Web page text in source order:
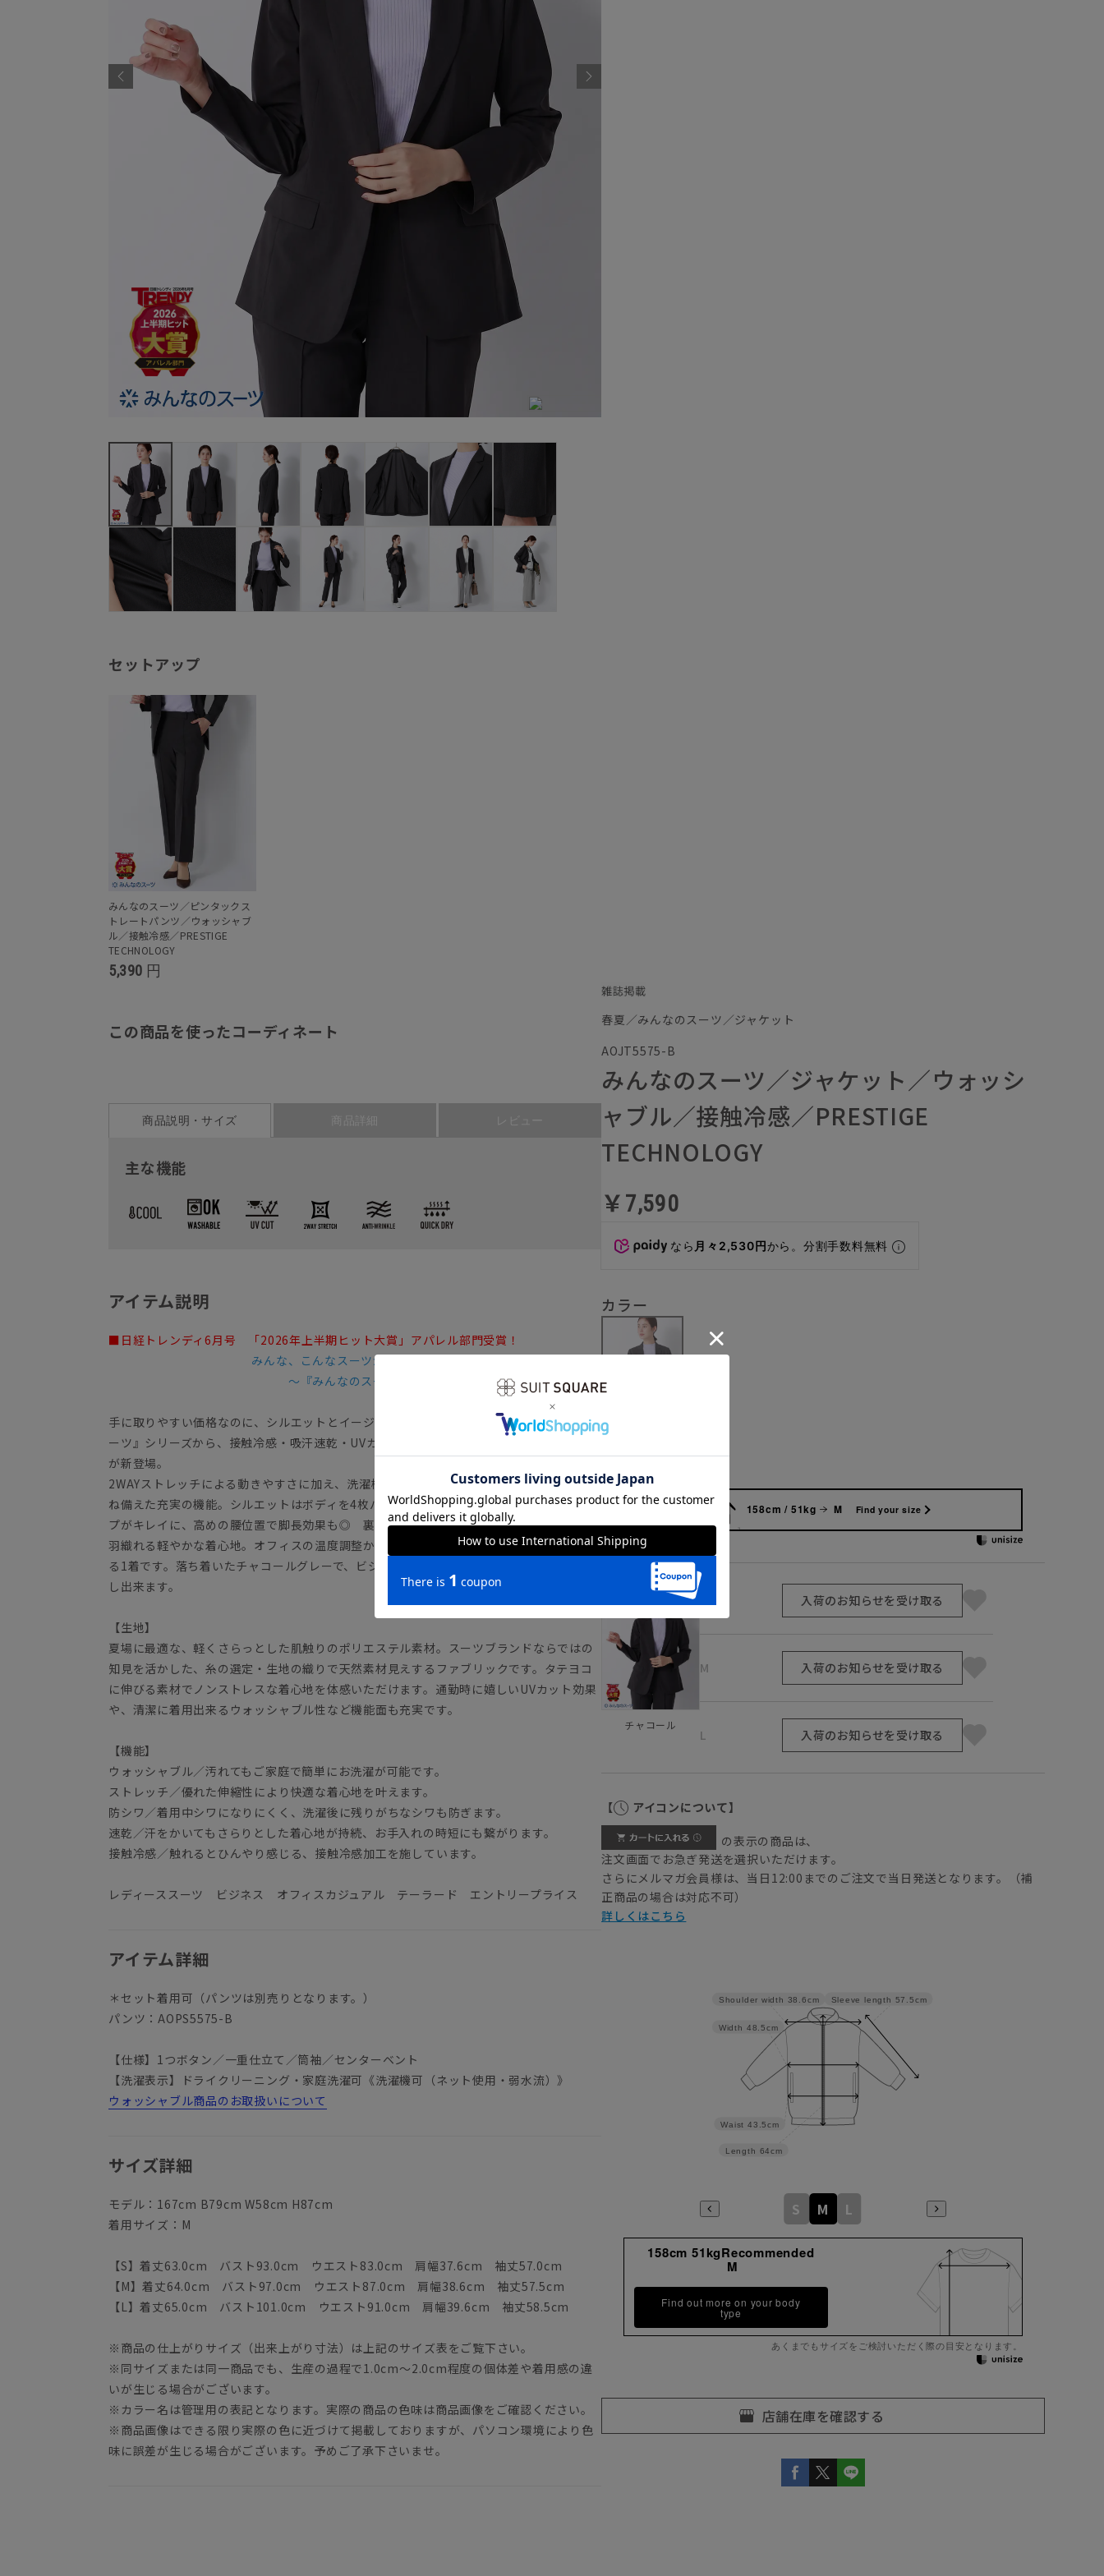
セットアップ
みんなのスーツ／ピンタックス
トレートパンツ／ウォッシャブ
ル／接触冷感／PRESTIGE
TECHNOLOGY
5,390 円
この商品を使ったコーディネート
商品説明・サイズ 商品詳細 レビュー
主な機能
アイテム説明
■日経トレンディ6月号 「2026年上半期ヒット大賞」アパレル部門受賞！
みんな、こんなスーツが欲しかった。
～『みんなのスーツ』～
手に取りやすい価格なのに、シルエットとイージーケアな機能にこだわった『みんなのス
ーツ』シリーズから、接触冷感・吸汗速乾・UVカットと夏に嬉しい機能満載のジャケット
が新登場。
2WAYストレッチによる動きやすさに加え、洗濯機で丸洗いできるウォッシャブル性を兼
ね備えた充実の機能。シルエットはボディを4枚パネルで切り替えることでウェストシェイ
プがキレイに、高めの腰位置で脚長効果も◎ 裏地のない一重仕立てによりシャツ感覚で
羽織れる軽やかな着心地。オフィスの温度調整から日よけまで、自由な着こなしを楽しめ
る1着です。落ち着いたチャコールグレーで、ビジネス・式典・行事と様々なシーンで着回
し出来ます。
【生地】
夏場に最適な、軽くさらっとした肌触りのポリエステル素材。スーツブランドならではの
知見を活かした、糸の選定・生地の織りで天然素材見えするファブリックです。タテヨコ
に伸びる素材でノンストレスな着心地を体感いただけます。通勤時に嬉しいUVカット効果
や、清潔に着用出来るウォッシャブル性など機能面も充実です。
【機能】
ウォッシャブル／汚れてもご家庭で簡単にお洗濯が可能です。
ストレッチ／優れた伸縮性により快適な着心地を叶えます。
防シワ／着用中シワになりにくく、洗濯後に残りがちなシワも防ぎます。
速乾／汗をかいてもさらりとした着心地が持続、お手入れの時短にも繋がります。
接触冷感／触れるとひんやり感じる、接触冷感加工を施しています。
レディーススーツ ビジネス オフィスカジュアル テーラード エントリープライス
アイテム詳細
＊セット着用可（パンツは別売りとなります。）
パンツ：AOPS5575-B
【仕様】1つボタン／一重仕立て／筒袖／センターベント
【洗濯表示】ドライクリーニング・家庭洗濯可《洗濯機可（ネット使用・弱水流）》
ウォッシャブル商品のお取扱いについて
サイズ詳細
モデル：167cm B79cm W58cm H87cm
着用サイズ：M
【S】着丈63.0cm バスト93.0cm ウエスト83.0cm 肩幅37.6cm 袖丈57.0cm
【M】着丈64.0cm バスト97.0cm ウエスト87.0cm 肩幅38.6cm 袖丈57.5cm
【L】着丈65.0cm バスト101.0cm ウエスト91.0cm 肩幅39.6cm 袖丈58.5cm
※商品の仕上がりサイズ（出来上がり寸法）は上記のサイズ表をご覧下さい。
※同サイズまたは同一商品でも、生産の過程で1.0cm～2.0cm程度の個体差や着用感の違
いが生じる場合がございます。
※カラー名は管理用の表記となります。実際の商品の色味は商品画像をご確認ください。
※商品画像はできる限り実際の色に近づけて掲載しておりますが、パソコン環境により色
味に誤差が生じる場合がございます。予めご了承下さいませ。
春夏／みんなのスーツ／ジャケット
AOJT5575-B
みんなのスーツ／ジャケット／ウォッシ
ャブル／接触冷感／PRESTIGE
TECHNOLOGY
￥7,590
なら 月々2,530円から。分割手数料無料
カラー
158cm / 51kg M Find your size
チャコール
入荷のお知らせを受け取る
M 入荷のお知らせを受け取る
L 入荷のお知らせを受け取る
【 アイコンについて】
の表示の商品は、
注文画面でお急ぎ発送を選択いただけます。
さらにメルマガ会員様は、当日12:00までのご注文で当日発送となります。（補
正商品の場合は対応不可）
詳しくはこちら
Sleeve length 57.5cm
Length 64cm
Waist 43.5cm
Width 48.5cm
Shoulder width 38.6cm
S M L
158cm 51kgRecommended
M
Find out more on your body
type
あくまでもサイズをご検討いただく際の目安となります。